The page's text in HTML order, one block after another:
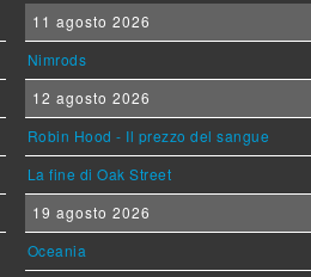
11 agosto 2026
Nimrods
12 agosto 2026
Robin Hood - Il prezzo del sangue
La fine di Oak Street
19 agosto 2026
Oceania